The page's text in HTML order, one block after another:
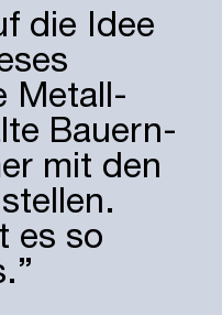
die Idee
Metall­
Bauern­
mit den
es so